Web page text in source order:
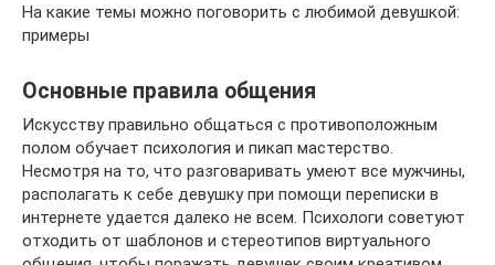
На какие темы можно поговорить с любимой девушкой:
примеры
Основные правила общения
Искусству правильно общаться с противоположным
полом обучает психология и пикап мастерство.
Несмотря на то, что разговаривать умеют все мужчины,
располагать к себе девушку при помощи переписки в
интернете удается далеко не всем. Психологи советуют
отходить от шаблонов и стереотипов виртуального